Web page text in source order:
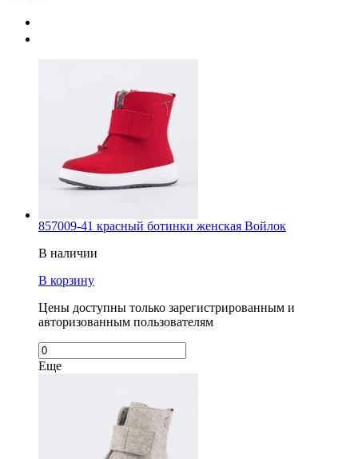
857009-41 красный ботинки женская Войлок
В наличии
В корзину
Цены доступны только зарегистрированным и
авторизованным пользователям
Еще